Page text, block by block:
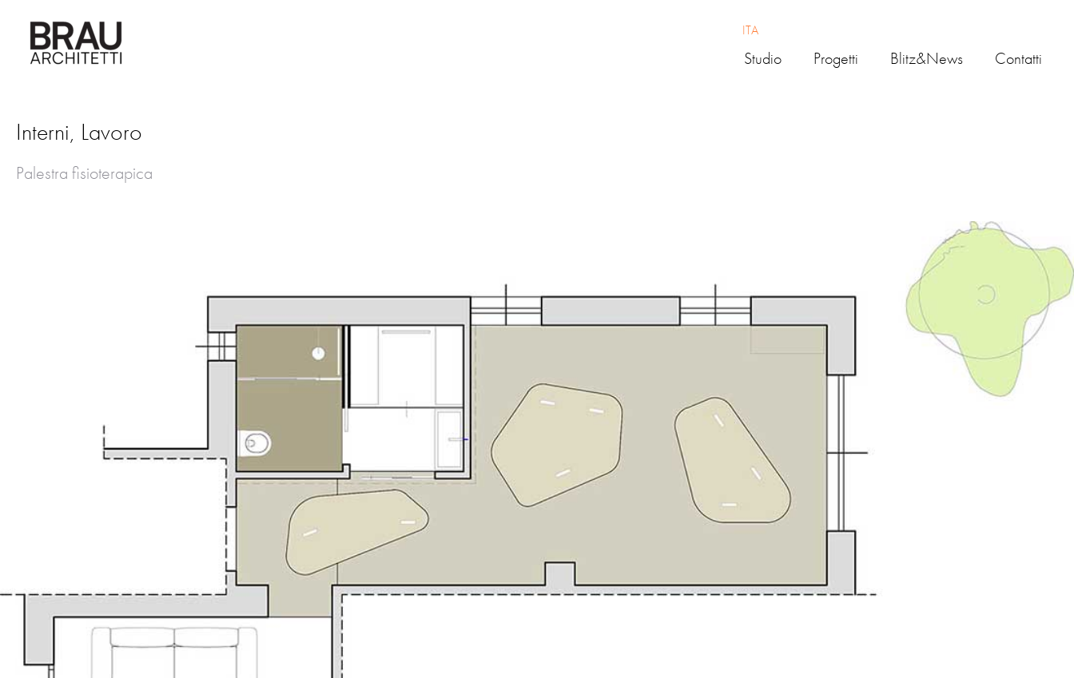
ITA
Studio Progetti Blitz&news Contatti
Interni, Lavoro
Palestra fisioterapica